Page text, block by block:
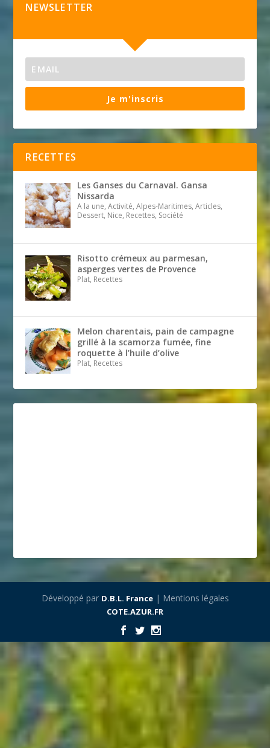
NEWSLETTER
Je m'inscris
RECETTES
Les Ganses du Carnaval. Gansa
Nissarda
A la une, Activité, Alpes-Maritimes, Articles,
Dessert, Nice, Recettes, Société
Risotto crémeux au parmesan,
asperges vertes de Provence
Plat, Recettes
Melon charentais, pain de campagne
grillé à la scamorza fumée, fine
roquette à l’huile d’olive
Plat, Recettes
Développé par D.B.L. France| Mentions légales
COTE.AZUR.FR